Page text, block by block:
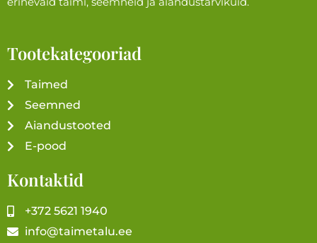
Tootekategooriad
Taimed
Seemned
Aiandustooted
E-pood
Kontaktid
+372 5621 1940
info@taimetalu.ee